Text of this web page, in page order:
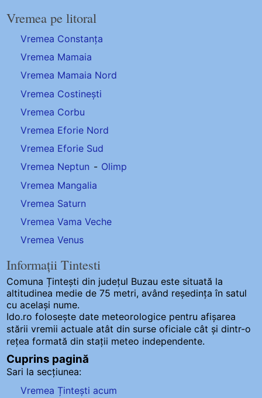
Vremea pe litoral
Vremea Constanța
Vremea Mamaia
Vremea Mamaia Nord
Vremea Costinești
Vremea Corbu
Vremea Eforie Nord
Vremea Eforie Sud
Vremea Neptun - Olimp
Vremea Mangalia
Vremea Saturn
Vremea Vama Veche
Vremea Venus
Informații Tintesti
Comuna Țintești din județul Buzau este situată la
altitudinea medie de 75 metri, având reședința în satul
cu același nume.
Ido.ro folosește date meteorologice pentru afișarea
stării vremii actuale atât din surse oficiale cât și dintr-o
rețea formată din stații meteo independente.
Cuprins pagină
Sari la secțiunea:
Vremea Țintești acum